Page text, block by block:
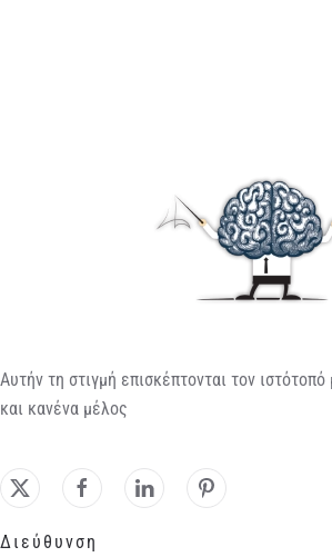
Αυτήν τη στιγμή επισκέπτονται τον
και κανένα μέλος
Διεύθυνση